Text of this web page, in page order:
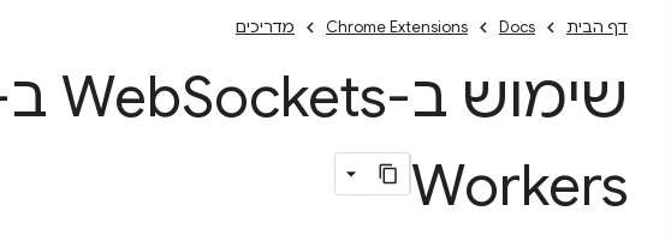
דף הבית Docs
Chrome Extensions מדריכים
שימוש ב-Web
Workers